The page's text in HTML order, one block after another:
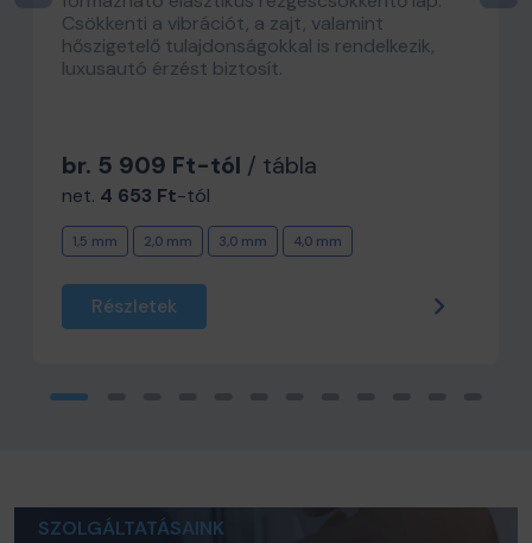
Csökkenti a vibrációt, a zajt, valamint
hőszigetelő tulajdonságokkal is rendelkezik,
luxusautó érzést biztosít.
br. 5 909 Ft-tól / tábla
net. 4 653 Ft-tól
1,5 mm 2,0 mm 3,0 mm 4,0 mm
Részletek
SZOLGÁLTATÁSAINK